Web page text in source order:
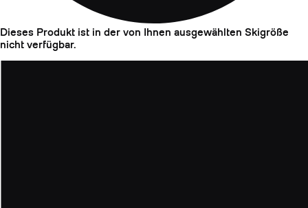
Dieses Produkt ist in der von Ihnen ausgewählten Skigröße
nicht verfügbar.